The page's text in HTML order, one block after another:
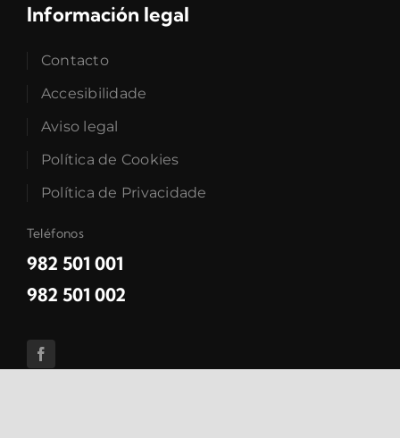
Información legal
Contacto
Accesibilidade
Aviso legal
Política de Cookies
Política de Privacidade
Teléfonos
982 501 001
982 501 002